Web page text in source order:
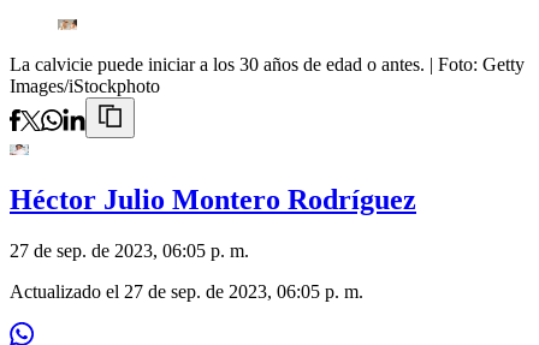
La calvicie puede iniciar a los 30 años de edad o antes. | Foto: Getty
Images/iStockphoto
Héctor Julio Montero Rodríguez
27 de sep. de 2023, 06:05 p. m.
Actualizado el 27 de sep. de 2023, 06:05 p. m.